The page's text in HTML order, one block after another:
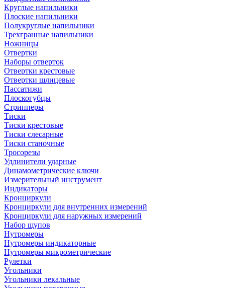
Круглые напильники
Плоские напильники
Полукруглые напильники
Трехгранные напильники
Ножницы
Отвертки
Наборы отверток
Отвертки крестовые
Отвертки шлицевые
Пассатижи
Плоскогубцы
Стрипперы
Тиски
Тиски крестовые
Тиски слесарные
Тиски станочные
Тросорезы
Удлинители ударные
Динамометрические ключи
Измерительный инструмент
Индикаторы
Кронциркули
Кронциркули для внутренних измерений
Кронциркули для наружных измерений
Набор щупов
Нутромеры
Нутромеры индикаторные
Нутромеры микрометрические
Рулетки
Угольники
Угольники лекальные